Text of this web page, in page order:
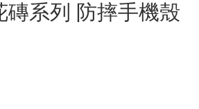
磚系列 防摔手機殼